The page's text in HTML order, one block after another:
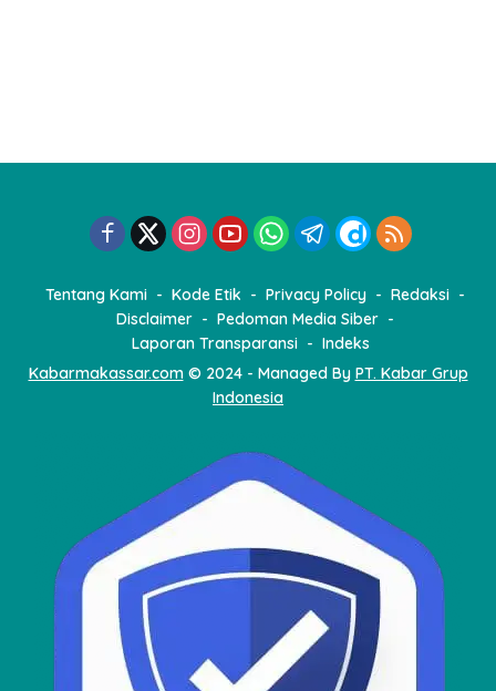
Tentang Kami Kode Etik Privacy Policy
Redaksi
Disclaimer
Pedoman Media Siber
Laporan Transparansi
Indeks
Kabarmakassar.com© 2024 - Managed By PT. Kabar Grup
Indonesia